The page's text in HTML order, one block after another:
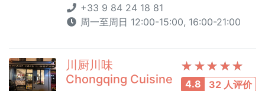
+33 9 84 24 18 81
周一至周日 12:00-15:00, 16:00-21:00
4.8 32 人评价
川厨川味
Chongqing Cuisine